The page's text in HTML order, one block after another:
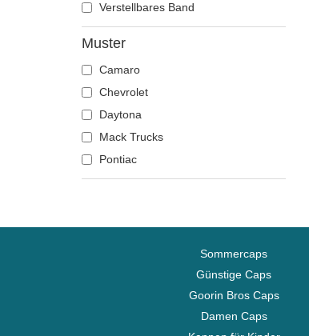
Hip Hop Dogz
Ich - Einfach unverbesserlich
Verstellbares Band
Muster
Camaro
Chevrolet
Daytona
Mack Trucks
Pontiac
Sommercaps
Günstige Caps
Goorin Bros Caps
Damen Caps